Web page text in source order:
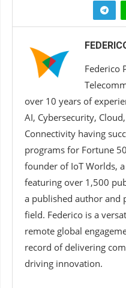
Federico
over 10 years of
AI, Cybersecurity,
Connectivity having
programs for Fortune
founder of IoT Worlds,
featuring over 1,500
a published author and
field. Federico is a
remote global
record of delivering
driving innovation.